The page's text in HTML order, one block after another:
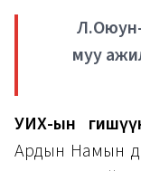
муу
УИХ-ын
Ардын Намын